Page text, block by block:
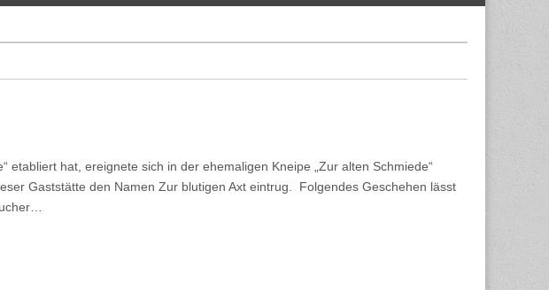
etabliert hat, ereignete sich in der ehemaligen Kneipe „Zur alten Schmiede“
Gaststätte den Namen Zur blutigen Axt eintrug. Folgendes Geschehen lässt